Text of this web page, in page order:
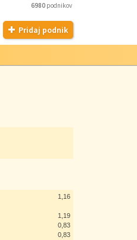
6980 podnikov
Pridaj podnik
1,16
1,19
0,83
0,83